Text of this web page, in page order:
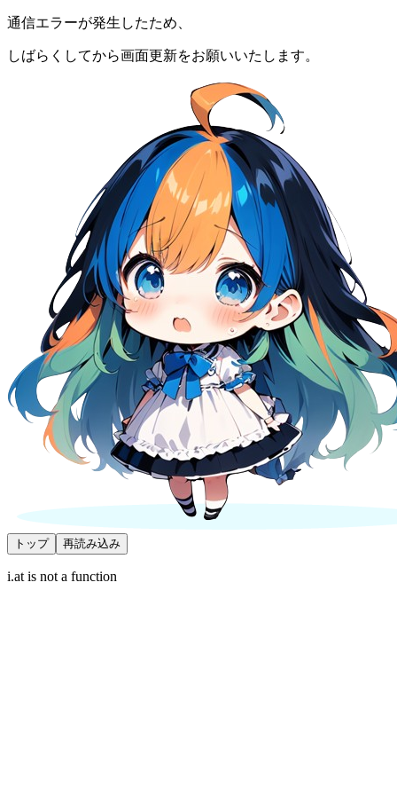
通信エラーが発生したため、
しばらくしてから画面更新をお願いいたします。
トップ 再読み込み
i.at is not a function